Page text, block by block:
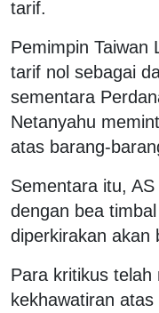
tarif.
Pemimpin Taiwan
tarif nol sebagai
sementara
Netanyahu
atas barang-
Sementara itu,
dengan bea
diperkirakan akan
Para kritikus telah
kekhawatiran